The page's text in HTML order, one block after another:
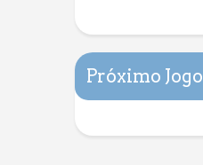
Próximo Jogo